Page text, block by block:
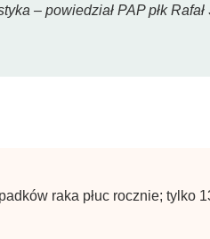
– powiedział PAP płk
raka płuc rocznie; tylko